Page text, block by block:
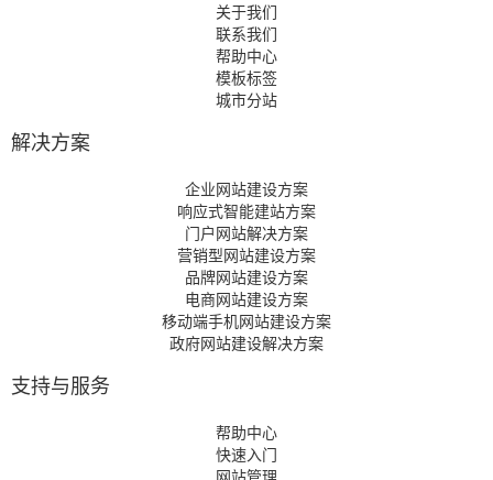
关于我们
联系我们
帮助中心
模板标签
城市分站
解决方案
企业网站建设方案
响应式智能建站方案
门户网站解决方案
营销型网站建设方案
品牌网站建设方案
电商网站建设方案
移动端手机网站建设方案
政府网站建设解决方案
支持与服务
帮助中心
快速入门
网站管理